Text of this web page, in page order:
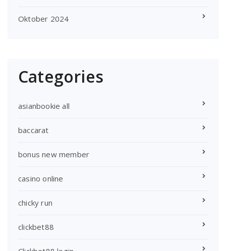
Oktober 2024
Categories
asianbookie all
baccarat
bonus new member
casino online
chicky run
clickbet88